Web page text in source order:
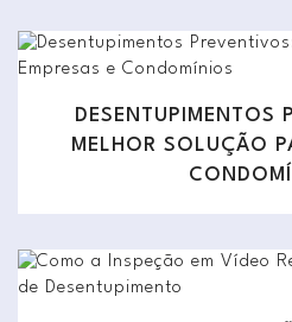
DESENTUPIMENTOS
MELHOR SOLUÇÃO